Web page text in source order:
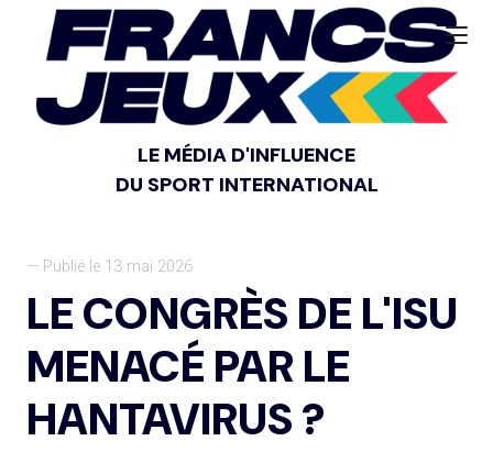
LE MÉDIA D'INFLUENCE
DU SPORT INTERNATIONAL
— Publié le 13 mai 2026
LE CONGRÈS DE L'ISU
MENACÉ PAR LE
HANTAVIRUS ?